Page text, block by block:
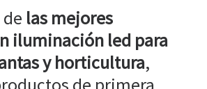
las mejores
iluminación led para
y horticultura,